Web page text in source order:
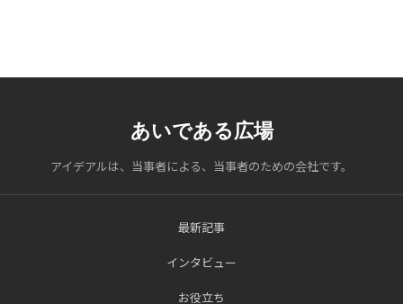
あいである広場
アイデアルは、当事者による、当事者のための会社です。
最新記事
インタビュー
お役立ち